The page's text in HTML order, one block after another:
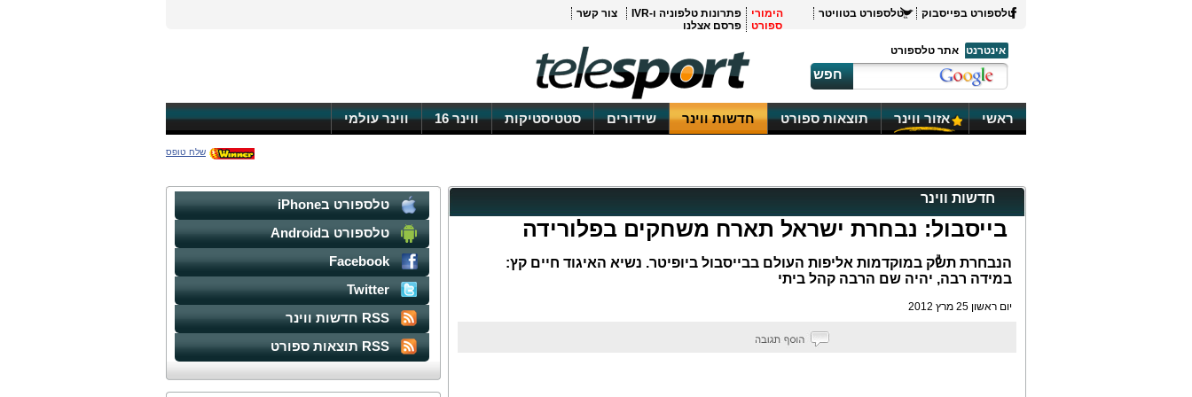
טלספורט בפייסבוק טלספורט בטוויטר
הימורי
ספורט
פתרונות טלפוניה ו-IVR
צור קשר
פרסם אצלנו
אינטרנט
אתר טלספורט
חפש
ראשי אזור ווינר תוצאות ספורט חדשות ווינר שידורים סטטיסטיקות ווינר 16 ווינר עולמי
שלח טופס
חדשות ווינר
בייסבול: נבחרת ישראל תארח משחקים בפלורידה
הנבחרת תשۗק במוקדמות אליפות העולם בבייסבול ביופיטר. נשיא האיגוד חיים קץ:
במידה רבה, יהיה שם הרבה קהל ביתי
יום ראשון 25 מרץ 2012
טלספורט בiPhone
טלספורט בAndroid
Facebook
Twitter
RSS חדשות ווינר
RSS תוצאות ספורט